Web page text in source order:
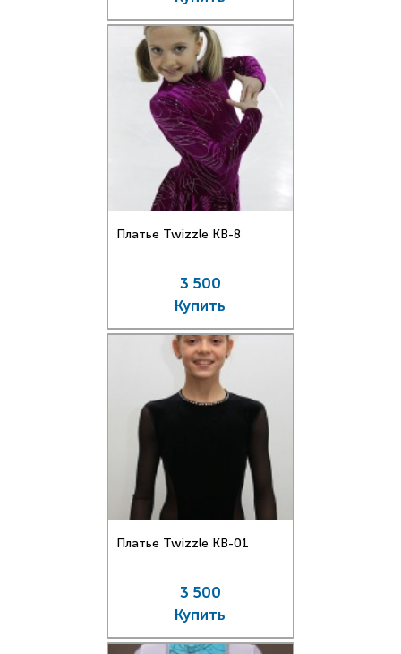
Платье Twizzle КВ-8
3 500
Купить
Платье Twizzle КВ-01
3 500
Купить